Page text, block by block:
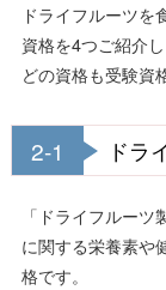
ドライフルーツ
資格を4つご紹介し
どの資格も受験資
2-1 ドラ
「ドライフルー
に関する栄養素や
格です。